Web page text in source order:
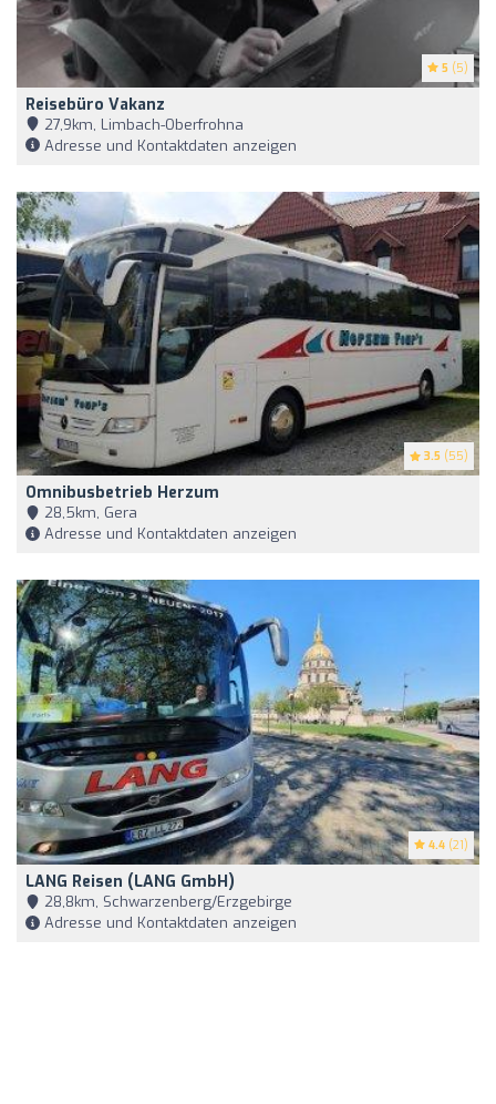
5 (5)
Reisebüro Vakanz
27,9km, Limbach-Oberfrohna
Adresse und Kontaktdaten anzeigen
3.5 (55)
Omnibusbetrieb Herzum
28,5km, Gera
Adresse und Kontaktdaten anzeigen
4.4 (21)
LANG Reisen (LANG GmbH)
28,8km, Schwarzenberg/Erzgebirge
Adresse und Kontaktdaten anzeigen